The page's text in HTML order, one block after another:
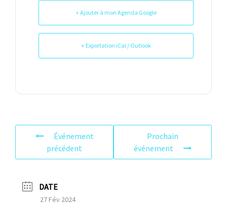
+ Ajouter à mon Agenda Google
+ Exportation iCal / Outlook
Événement
précédent
Prochain
événement
DATE
27 Fév 2024